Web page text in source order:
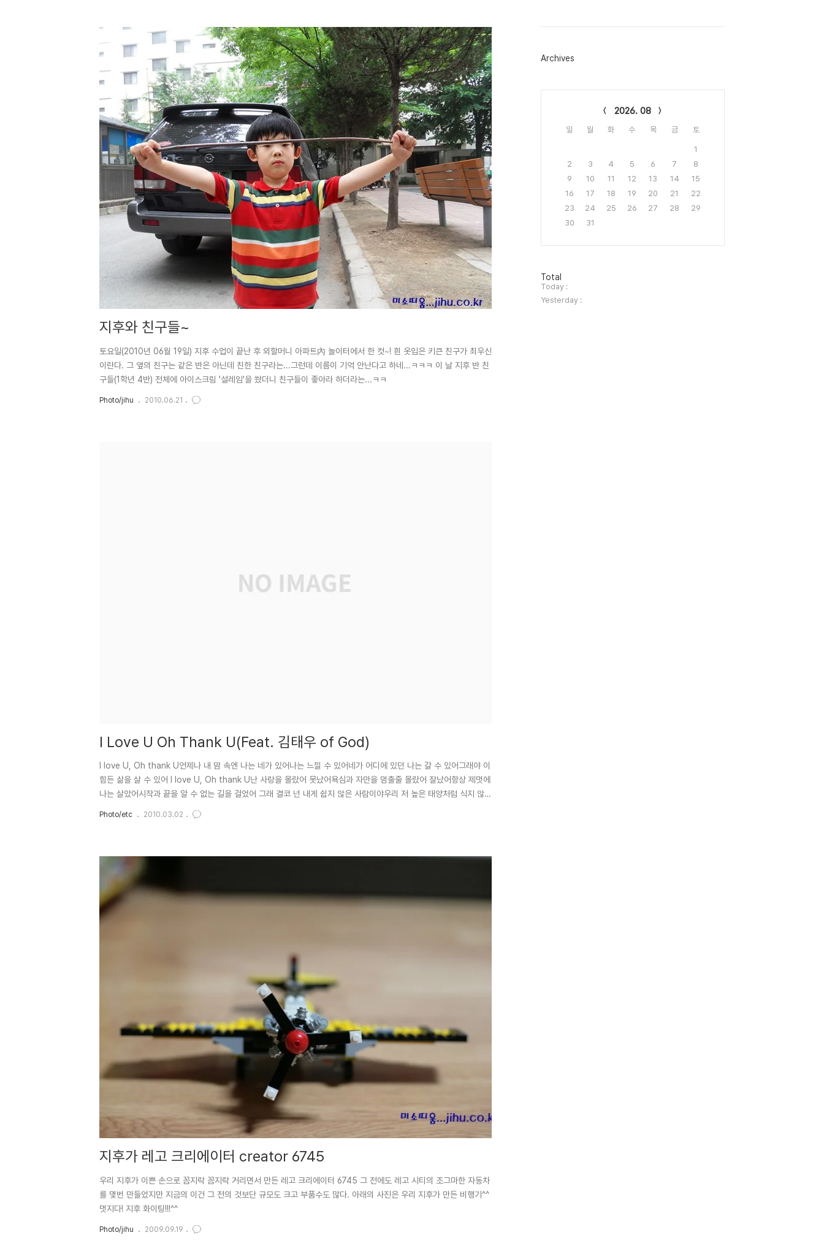
지후와 친구들~
토요일(2010년 06월 19일) 지후 수업이 끝난 후 외할머니 아파트內 놀이터에서 한 컷~! 흰 옷입은 키큰 친구가 최우신
이란다. 그 옆의 친구는 같은 반은 아닌데 친한 친구라는...그런데 이름이 기억 안난다고 하네...ㅋㅋㅋ 이 날 지후 반 친
구들(1학년 4반) 전체에 아이스크림 '설레임'을 쐈더니 친구들이 좋아라 하더라는...ㅋㅋ
Photo/jihu 2010.06.21
I Love U Oh Thank U(Feat. 김태우 of God)
I love U, Oh thank U언제나 내 맘 속엔 나는 네가 있어나는 느낄 수 있어네가 어디에 있던 나는 갈 수 있어그래야 이
힘든 삶을 살 수 있어 I love U, Oh thank U난 사랑을 몰랐어 못났어욕심과 자만을 멈출줄 몰랐어 잘났어항상 제멋에
나는 살았어시작과 끝을 알 수 없는 길을 걸었어 그래 결코 넌 내게 쉽지 않은 사람이야우리 저 높은 태양처럼 식지 않는
사랑을 믿고너로 인해 난 믿음을 알고 꿈을 꾸고I love U, Oh thank U고마워 사랑을 배웠어 I love U, Oh thank U
Photo/etc 2010.03.02
지후가 레고 크리에이터 creator 6745
우리 지후가 이쁜 손으로 꼼지락 꼼지락 거리면서 만든 레고 크리에이터 6745 그 전에도 레고 시티의 조그마한 자동차
를 몇번 만들었지만 지금의 이건 그 전의 것보단 규모도 크고 부품수도 많다. 아래의 사진은 우리 지후가 만든 비행기^^
멋지다! 지후 화이팅!!!^^
Photo/jihu 2009.09.19
그
Archives
2026. 08
일 월 화 수 목 금 토
1
2
3 4 5 6 7
8
9
10 11 12 13 14
15
16
17 18 19 20 21
22
23
24 25 26 27 28
29
30
31
방
문
자
수
Total
Today :
Yesterday :